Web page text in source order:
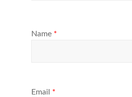
Name *
Email *